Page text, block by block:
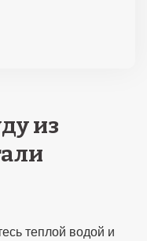
из
теплой водой и